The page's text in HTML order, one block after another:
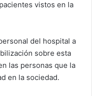
vistos en la
del hospital a
sobre esta
las personas que la
en la sociedad.